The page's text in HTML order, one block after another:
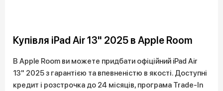
Купівля iPad Air 13" 2025 в Apple Room
В Apple Room ви можете придбати офіційний iPad Air
13" 2025 з гарантією та впевненістю в якості. Доступні
кредит і розстрочка до 24 місяців, програма Trade-In